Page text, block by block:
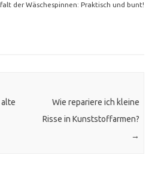
der Wäschespinnen: Praktisch und bunt!
Wie repariere ich kleine
Risse in Kunststoffarmen?
→